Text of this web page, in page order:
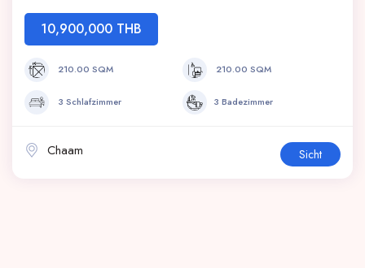
10,900,000 THB
210.00 SQM 210.00 SQM
3 Schlafzimmer 3 Badezimmer
Chaam Sicht